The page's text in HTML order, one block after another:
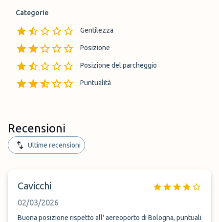
Categorie
Gentilezza
Posizione
Posizione del parcheggio
Puntualità
Recensioni
Ultime recensioni
Cavicchi
02/03/2026
Buona posizione rispetto all' aereoporto di Bologna, puntuali